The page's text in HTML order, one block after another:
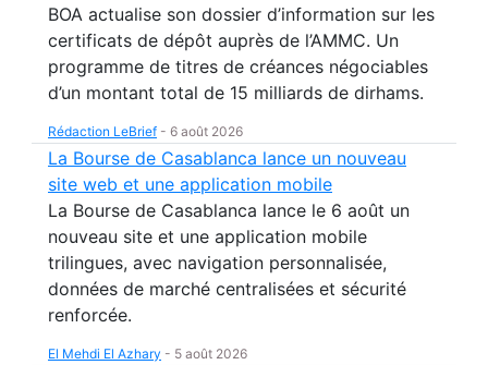
BOA actualise son dossier d’information sur les
certificats de dépôt auprès de l’AMMC. Un
programme de titres de créances négociables
d’un montant total de 15 milliards de dirhams.
Rédaction LeBrief - 6 août 2026
La Bourse de Casablanca lance un nouveau
site web et une application mobile
La Bourse de Casablanca lance le 6 août un
nouveau site et une application mobile
trilingues, avec navigation personnalisée,
données de marché centralisées et sécurité
renforcée.
El Mehdi El Azhary - 5 août 2026